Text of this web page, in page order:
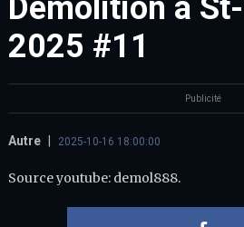
Démolition à
2025 #11
Publicité
Autre 2025-10-16 18:00:00
Source youtube: demol888.